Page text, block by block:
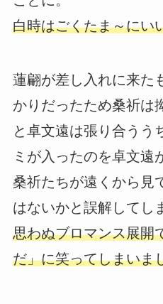
白時はごくたま～にい
蓮翩が差し入れに来た
かりだったため桑祈は
と卓文遠は張り合うう
ミが入ったのを卓文遠
桑祈たちが遠くから見
はないかと誤解してし
思わぬブロマンス展開
だ」に笑ってしまいま